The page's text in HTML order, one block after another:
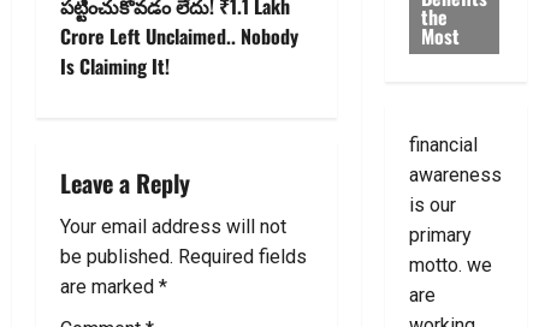
t
n
v
i
g
పట్టించుకోవడం లేదు! ₹1.1 Lakh
Crore Left Unclaimed.. Nobody
Is Claiming It!
Leave a Reply
Your email address will not
be published. Required fields
are marked *
the
Most
financial
awareness
is our
primary
motto. we
are